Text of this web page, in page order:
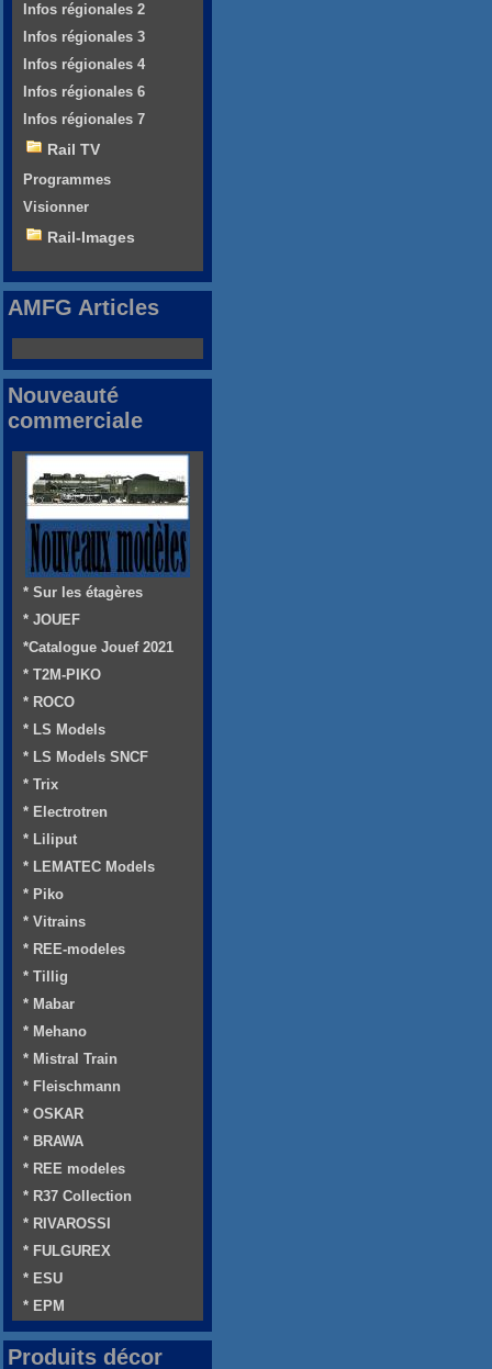
Infos régionales 2
Infos régionales 3
Infos régionales 4
Infos régionales 6
Infos régionales 7
Rail TV
Programmes
Visionner
Rail-Images
AMFG Articles
Nouveauté
commerciale
* Sur les étagères
* JOUEF
*Catalogue Jouef 2021
* T2M-PIKO
* ROCO
* LS Models
* LS Models SNCF
* Trix
* Electrotren
* Liliput
* LEMATEC Models
* Piko
* Vitrains
* REE-modeles
* Tillig
* Mabar
* Mehano
* Mistral Train
* Fleischmann
* OSKAR
* BRAWA
* REE modeles
* R37 Collection
* RIVAROSSI
* FULGUREX
* ESU
* EPM
Produits décor